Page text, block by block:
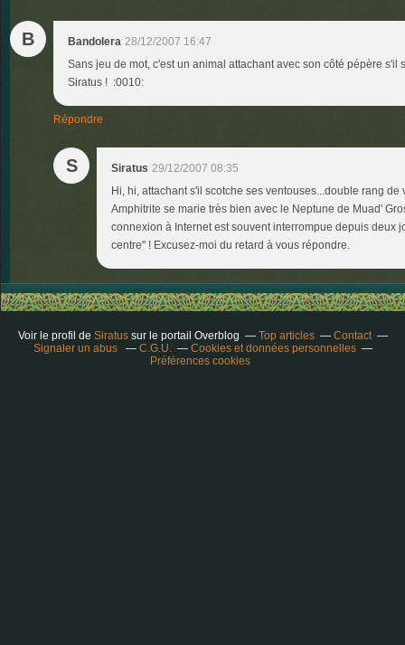
B Bandolera 28/12/2007 16:47
Sans jeu de mot, c'est un animal attachant avec son côté pépère s'il
Siratus ! :0010:
Répondre
S Siratus 29/12/2007 08:35
Hi, hi, attachant s'il scotche ses ventouses...double rang
Amphitrite se marie très bien avec le Neptune de Muad'
connexion à Internet est souvent interrompue depuis deux
centre" ! Excusez-moi du retard à vous répondre.
Voir le profil de Siratussur le portail Overblog Top articles
Contact
Signaler un abus
C.G.U.
Cookies et données personnelles
Préférences cookies